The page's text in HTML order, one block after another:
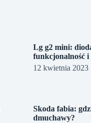
Lg g2 mini:
funkcjonalność i
12 kwietnia 2023
Skoda fabia:
dmuchawy?